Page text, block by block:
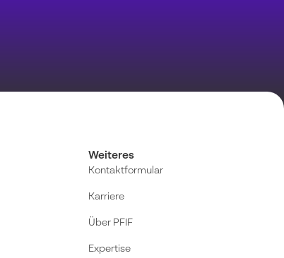
Weiteres
Kontaktformular
Karriere
Über PFIF
Expertise